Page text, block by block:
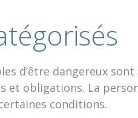
d’être dangereux
et obligations. La
conditions.